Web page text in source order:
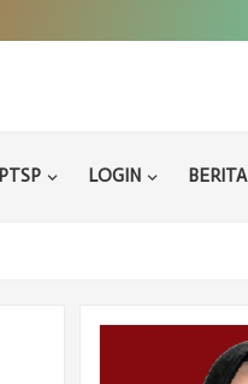
PTSP LOGIN BERITA